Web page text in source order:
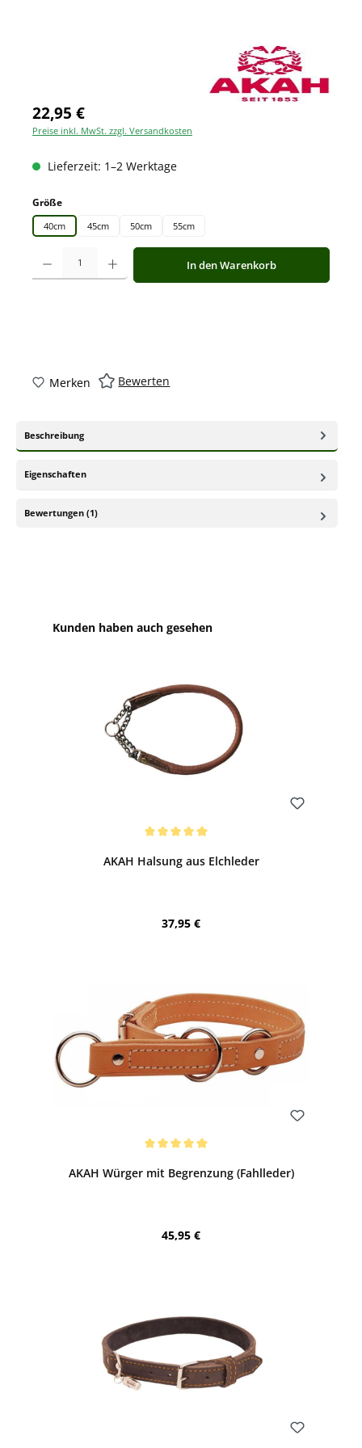
22,95 €
Preise inkl. MwSt. zzgl. Versandkosten
Lieferzeit: 1–2 Werktage
Größeauswählen
40cm 45cm 50cm 55cm
Produkt Anzahl: Gib den gewünschten Wert ein oder benutze die
In den Warenkorb
Merken Bewerten
Beschreibung
Eigenschaften
Bewertungen (1)
Produktgalerie überspringen
Kunden haben auch gesehen
AKAH Halsung aus Elchleder
Regulärer Preis:
37,95 €
AKAH Würger mit Begrenzung (Fahlleder)
Regulärer Preis:
45,95 €